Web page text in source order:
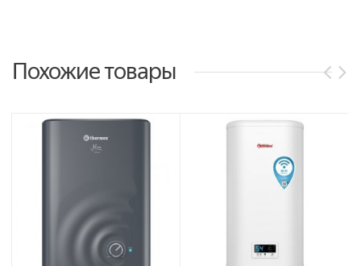
Похожие товары